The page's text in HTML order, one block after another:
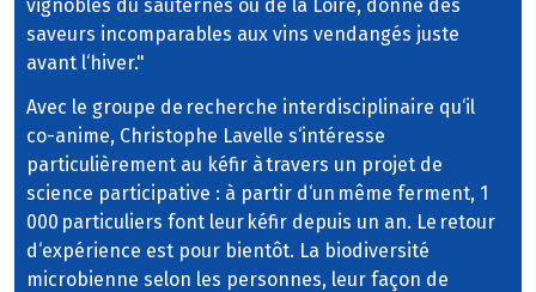
vignobles du sauternes ou de la Loire, donne des
saveurs incomparables aux vins vendangés juste
avant l‘hiver."
Avec le groupe de recherche interdisciplinaire qu‘il
co-anime, Christophe Lavelle s‘intéresse
particulièrement au kéfir à travers un projet de
science participative : à partir d‘un même ferment, 1
000 particuliers font leur kéfir depuis un an. Le retour
d‘expérience est pour bientôt. La biodiversité
microbienne selon les personnes, leur façon de